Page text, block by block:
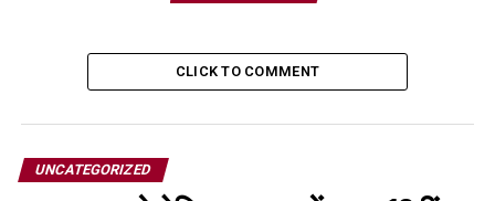
CLICK TO COMMENT
UNCATEGORIZED